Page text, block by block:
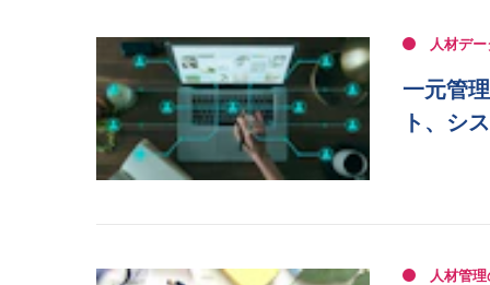
人材デ
一元管
ト、シ
人材管